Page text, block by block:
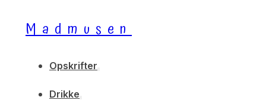
Madmusen
Opskrifter
Drikke